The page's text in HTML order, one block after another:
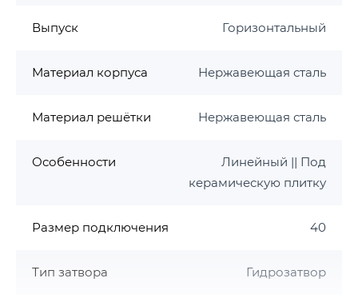
Гарантия 3 года
Выпуск Горизонтальный
Материал корпуса Нержавеющая сталь
Материал решётки Нержавеющая сталь
Особенности
Линейный || Под
керамическую плитку
Размер подключения 40
Тип затвора Гидрозатвор